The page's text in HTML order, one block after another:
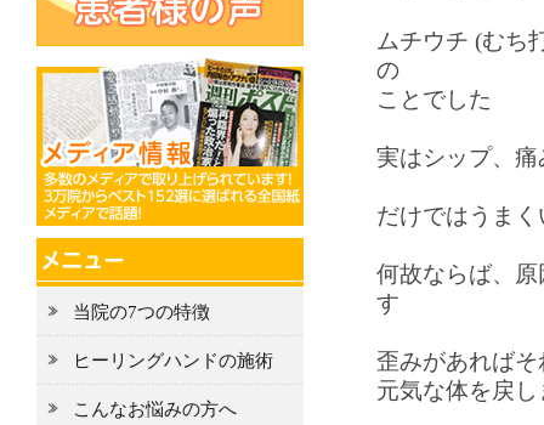
ムチウチ (むち
の
ことでした
実はシップ、
だけではうま
何故ならば、
す
歪みがあれば
元気な体を戻し
当院の7つの特徴
ヒーリングハンドの施術
こんなお悩みの方へ